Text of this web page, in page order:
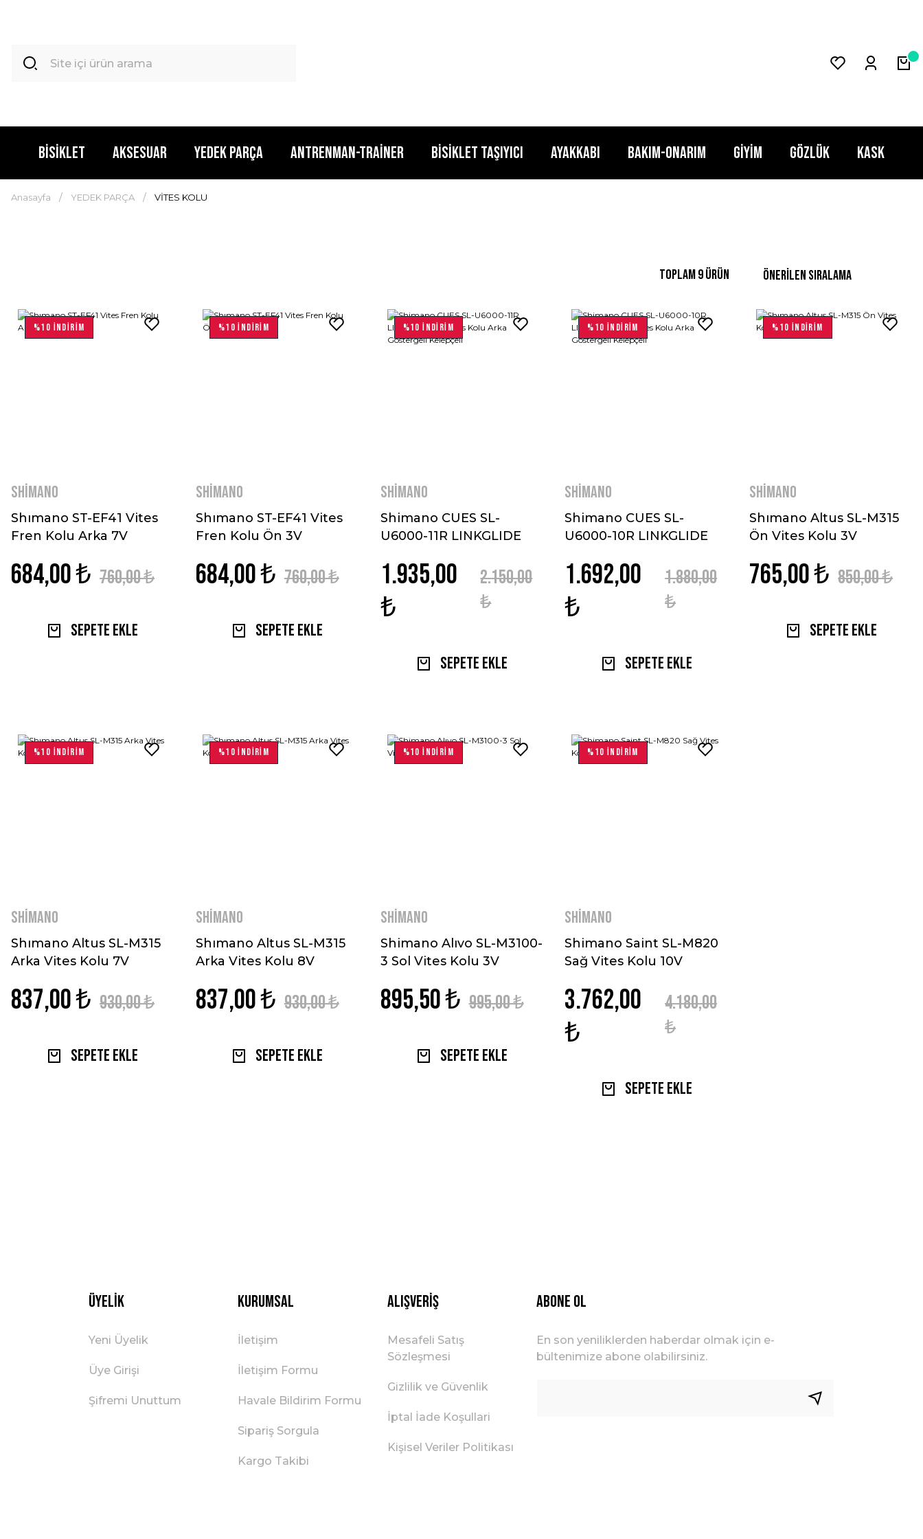
BİSİKLET AKSESUAR YEDEK PARÇA ANTRENMAN-TRAİNER BİSİKLET TAŞIYICI AYAKKABI BAKIM-ONARIM GİYİM GÖZLÜK KASK
Anasayfa YEDEK PARÇA VİTES KOLU
Toplam 9 ürün
%10 İNDİRİM
Shimano
Shımano ST-EF41 Vites
Fren Kolu Arka 7V
684,00 ₺ 760,00 ₺
Sepete Ekle
%10 İNDİRİM
Shimano
Shımano ST-EF41 Vites
Fren Kolu Ön 3V
684,00 ₺ 760,00 ₺
Sepete Ekle
%10 İNDİRİM
Shimano
Shimano CUES SL-
U6000-11R LINKGLIDE
Göstergeli Kelepçeli
1.935,00
₺
2.150,00
₺
Sepete Ekle
%10 İNDİRİM
Shimano
Shimano CUES SL-
U6000-10R LINKGLIDE
Göstergeli Kelepçeli
1.692,00
₺
1.880,00
₺
Sepete Ekle
%10 İNDİRİM
Shimano
Shımano Altus SL-M315
Ön Vites Kolu 3V
765,00 ₺ 850,00 ₺
Sepete Ekle
%10 İNDİRİM
Shimano
Shımano Altus SL-M315
Arka Vites Kolu 7V
837,00 ₺ 930,00 ₺
Sepete Ekle
%10 İNDİRİM
Shimano
Shımano Altus SL-M315
Arka Vites Kolu 8V
837,00 ₺ 930,00 ₺
Sepete Ekle
%10 İNDİRİM
Shimano
Shimano Alıvo SL-M3100-
3 Sol Vites Kolu 3V
895,50 ₺ 995,00 ₺
Sepete Ekle
%10 İNDİRİM
Shimano
Shimano Saint SL-M820
Sağ Vites Kolu 10V
3.762,00
₺
4.180,00
₺
Sepete Ekle
Üyelik
Yeni Üyelik
Üye Girişi
Şifremi Unuttum
Kurumsal
İletişim
İletişim Formu
Havale Bildirim Formu
Sipariş Sorgula
Kargo Takibi
Alışveriş
Mesafeli Satış
Sözleşmesi
Gizlilik ve Güvenlik
İptal İade Koşullari
Kişisel Veriler Politikası
ABONE OL
En son yeniliklerden haberdar olmak için e-
bültenimize abone olabilirsiniz.